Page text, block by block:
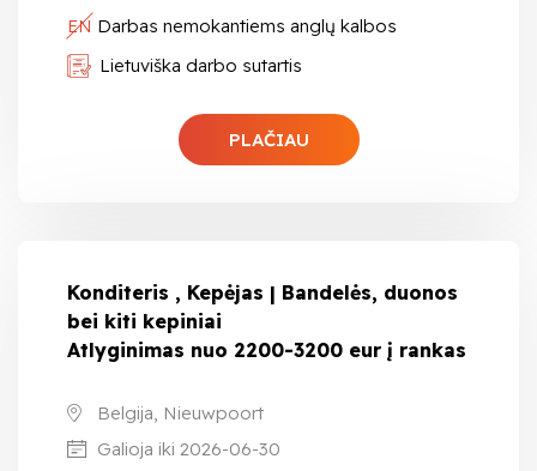
EN Darbas nemokantiems anglų kalbos
Lietuviška darbo sutartis
PLAČIAU
Konditeris , Kepėjas | Bandelės, duonos
bei kiti kepiniai
Atlyginimas nuo 2200-3200 eur į rankas
Belgija, Nieuwpoort
Galioja iki 2026-06-30